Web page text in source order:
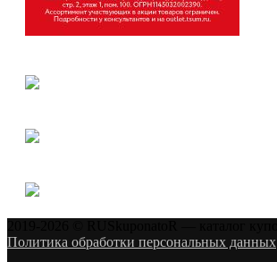
Политика обработки персональных данных